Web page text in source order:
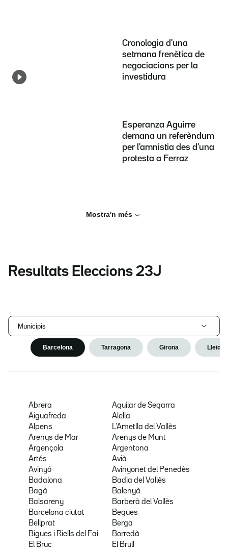
Cronologia d'una
setmana frenètica de
negociacions per la
investidura
Esperanza Aguirre
demana un referèndum
per l'amnistia des d'una
protesta a Ferraz
Mostra'n més
Resultats Eleccions 23J
Municipis
Barcelona Tarragona Girona Lleida
Abrera
Aguilar de Segarra
Aiguafreda
Alella
Alpens
L'Ametlla del Vallès
Arenys de Mar
Arenys de Munt
Argençola
Argentona
Artés
Avià
Avinyó
Avinyonet del Penedès
Badalona
Badia del Vallès
Bagà
Balenyà
Balsareny
Barberà del Vallès
Barcelona ciutat
Begues
Bellprat
Berga
Bigues i Riells del Fai
Borredà
El Bruc
El Brull